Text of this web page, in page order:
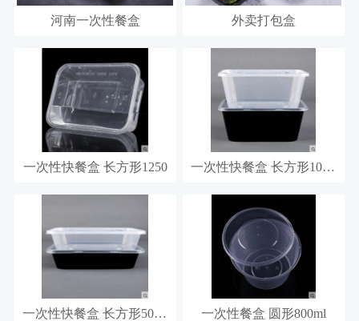
河南一次性餐盒 外卖打包盒
一次性快餐盒 长方形1250 一次性快餐盒 长方形1000m
一次性快餐盒 长方形500ml 一次性餐盒 圆形800ml